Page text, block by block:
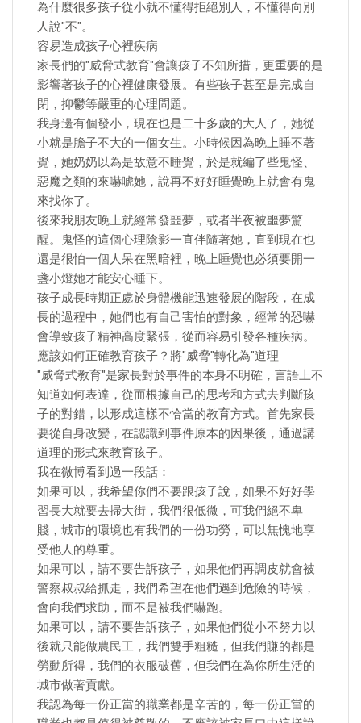
為什麼很多孩子從小就不懂得拒絕別人，不懂得向別
人說"不"。
容易造成孩子心裡疾病
家長們的"威脅式教育"會讓孩子不知所措，更重要的是
影響著孩子的心裡健康發展。有些孩子甚至是完成自
閉，抑鬱等嚴重的心理問題。
我身邊有個發小，現在也是二十多歲的大人了，她從
小就是膽子不大的一個女生。小時候因為晚上睡不著
覺，她奶奶以為是故意不睡覺，於是就編了些鬼怪、
惡魔之類的來嚇唬她，說再不好好睡覺晚上就會有鬼
來找你了。
後來我朋友晚上就經常發噩夢，或者半夜被噩夢驚
醒。鬼怪的這個心理陰影一直伴隨著她，直到現在也
還是很怕一個人呆在黑暗裡，晚上睡覺也必須要開一
盞小燈她才能安心睡下。
孩子成長時期正處於身體機能迅速發展的階段，在成
長的過程中，她們也有自己害怕的對象，經常的恐嚇
會導致孩子精神高度緊張，從而容易引發各種疾病。
應該如何正確教育孩子？將"威脅"轉化為"道理
"威脅式教育"是家長對於事件的本身不明確，言語上不
知道如何表達，從而根據自己的思考和方式去判斷孩
子的對錯，以形成這樣不恰當的教育方式。首先家長
要從自身改變，在認識到事件原本的因果後，通過講
道理的形式來教育孩子。
我在微博看到過一段話：
如果可以，我希望你們不要跟孩子說，如果不好好學
習長大就要去掃大街，我們很低微，可我們絕不卑
賤，城市的環境也有我們的一份功勞，可以無愧地享
受他人的尊重。
如果可以，請不要告訴孩子，如果他們再調皮就會被
警察叔叔給抓走，我們希望在他們遇到危險的時候，
會向我們求助，而不是被我們嚇跑。
如果可以，請不要告訴孩子，如果他們從小不努力以
後就只能做農民工，我們雙手粗糙，但我們賺的都是
勞動所得，我們的衣服破舊，但我們在為你所生活的
城市做著貢獻。
我認為每一份正當的職業都是辛苦的，每一份正當的